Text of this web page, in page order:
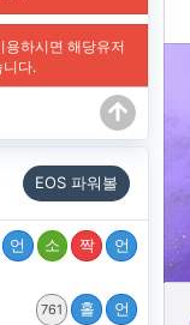
EOS 파워볼
언 소 짝 언
761 홀 언